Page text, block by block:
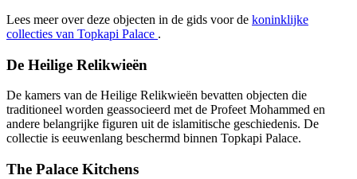
Lees meer over deze objecten in de gids voor de koninklijke
collecties van Topkapi Palace .
De Heilige Relikwieën
De kamers van de Heilige Relikwieën bevatten objecten die
traditioneel worden geassocieerd met de Profeet Mohammed en
andere belangrijke figuren uit de islamitische geschiedenis. De
collectie is eeuwenlang beschermd binnen Topkapi Palace.
The Palace Kitchens